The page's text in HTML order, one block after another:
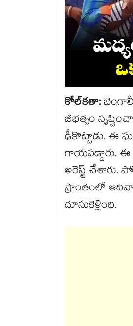
కోల్‎కతా:
బీభత్సం
ఢీకొట్టాడు. ఈ
గాయపడ్డారు. ఈ
అరెస్ట్ చేశారు.
ప్రాంతంలో
దూసుకెళ్లింది.